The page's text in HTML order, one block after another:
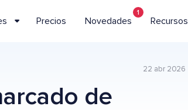
Precios Novedades
1
Recursos
22 abr 2026
de